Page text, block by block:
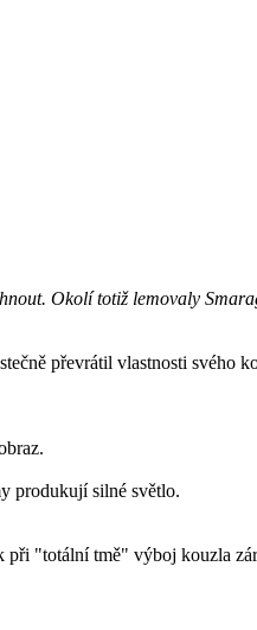
Okolí totiž lemovaly
převrátil vlastnosti svého
produkují silné světlo.
"totální tmě" výboj kouzla